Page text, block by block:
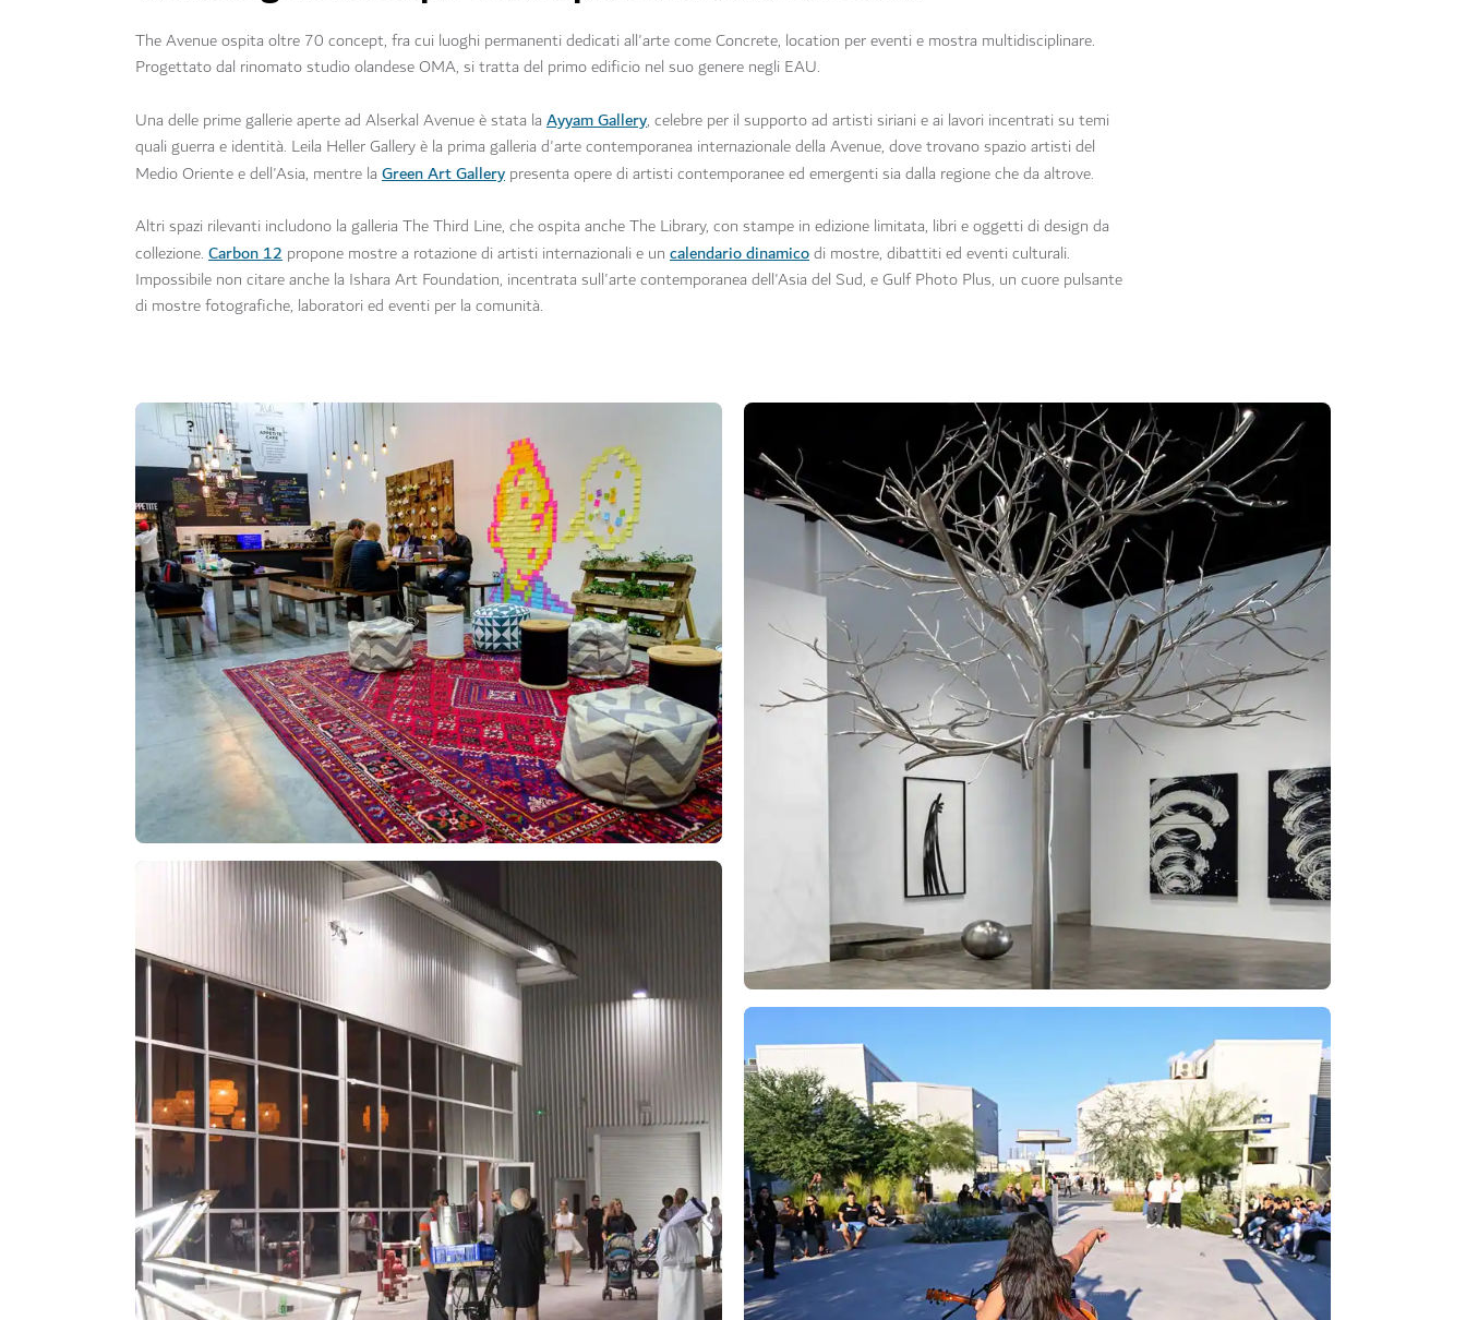
The Avenue ospita oltre 70 concept, fra cui luoghi permanenti dedicati all'arte come Concrete, location per eventi e mostra multidisciplinare.
Progettato dal rinomato studio olandese OMA, si tratta del primo edificio nel suo genere negli EAU.
Una delle prime gallerie aperte ad Alserkal Avenue è stata la Ayyam Gallery, celebre per il supporto ad artisti siriani e ai lavori incentrati su temi
quali guerra e identità. Leila Heller Gallery è la prima galleria d'arte contemporanea internazionale della Avenue, dove trovano spazio artisti del
Medio Oriente e dell'Asia, mentre la Green Art Gallery presenta opere di artisti contemporanee ed emergenti sia dalla regione che da altrove.
Altri spazi rilevanti includono la galleria The Third Line, che ospita anche The Library, con stampe in edizione limitata, libri e oggetti di design da
collezione. Carbon 12 propone mostre a rotazione di artisti internazionali e un calendario dinamicodi mostre, dibattiti ed eventi culturali.
Impossibile non citare anche la Ishara Art Foundation, incentrata sull'arte contemporanea dell'Asia del Sud, e Gulf Photo Plus, un cuore pulsante
di mostre fotografiche, laboratori ed eventi per la comunità.